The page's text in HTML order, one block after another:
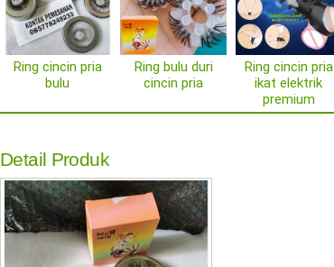
Ring cincin pria
bulu
Ring bulu duri
cincin pria
Ring cincin pria
ikat elektrik
premium
Detail Produk